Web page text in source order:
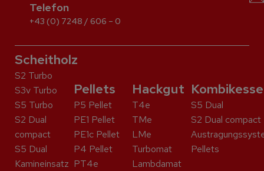
Telefon
+43 (0) 7248 / 606 – 0
Scheitholz
S2 Turbo
S3v Turbo
S5 Turbo
S2 Dual
compact
S5 Dual
Kaminein­satz
Pellets
P5 Pellet
PE1 Pellet
PE1c Pellet
P4 Pellet
PT4e
Hackgut
T4e
TMe
LMe
Turbomat
Lambdamat
S5 Dual
S2 Dual compact
Pellets